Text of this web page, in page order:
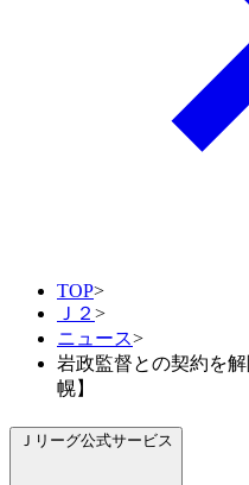
TOP>
Ｊ２ >
ニュース>
岩政監督との契約を
幌】
Ｊリーグ公式サービス